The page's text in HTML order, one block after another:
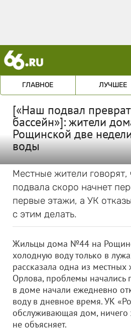
ГЛАВНОЕ ЛУЧШЕЕ
[«Наш подвал
бассейн»]: жители
Рощинской две
воды
Местные жители говорят,
подвала скоро начнет
первые этажи, а УК
с этим делать.
Жильцы дома №44 на
холодную воду только в
рассказала одна из местных
Орлова, проблемы начались
в доме начали ежедневно
воду в дневное время. УК
обслуживающая дом,
не объясняет.